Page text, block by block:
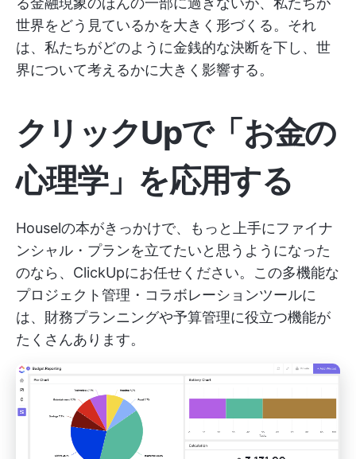
世界をどう見ているかを大きく形づくる。それ
は、私たちがどのように金銭的な決断を下し、世
界について考えるかに大きく影響する。
クリックUpで「お金の
心理学」を応用する
Houselの本がきっかけで、もっと上手にファイナ
ンシャル・プランを立てたいと思うようになった
のなら、ClickUpにお任せください。この多機能な
プロジェクト管理・コラボレーションツールに
は、財務プランニングや予算管理に役立つ機能が
たくさんあります。